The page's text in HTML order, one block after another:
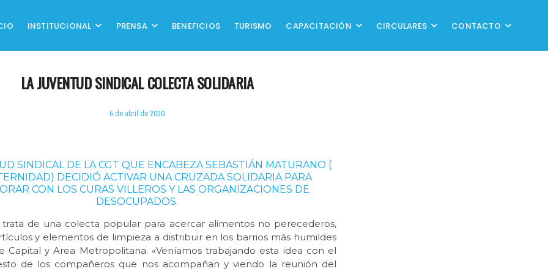
INSTITUCIONAL PRENSA BENEFICIOS TURISMO CAPACITACIÓN CIRCULARES CONTACTO
LA JUVENTUD SINDICAL COLECTA SOLIDARIA
6 de abril de 2020
SINDICAL DE LA CGT QUE ENCABEZA SEBASTIÁN MATURANO (
DECIDIÓ ACTIVAR UNA CRUZADA SOLIDARIA PARA
CON LOS CURAS VILLEROS Y LAS ORGANIZACIONES DE
DESOCUPADOS.
trata de una colecta popular para acercar alimentos no perecederos,
y elementos de limpieza a distribuir en los barrios más humildes
Capital y Area Metropolitana. «Veníamos trabajando esta idea con el
de los compañeros que nos acompañan y viendo la reunión del